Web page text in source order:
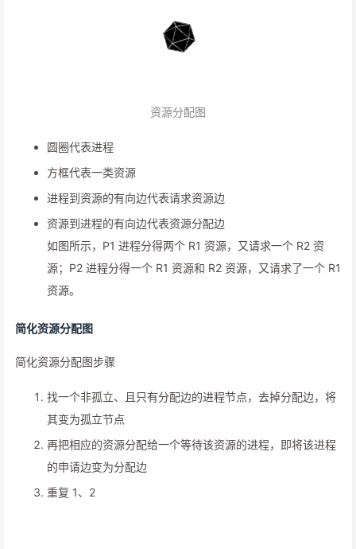
资源分配图
圆圈代表进程
方框代表一类资源
进程到资源的有向边代表请求资源边
资源到进程的有向边代表资源分配边
如图所示，P1 进程分得两个 R1 资源，又请求一个 R2 资
源；P2 进程分得一个 R1 资源和 R2 资源，又请求了一个 R1
资源。
简化资源分配图
简化资源分配图步骤
找一个非孤立、且只有分配边的进程节点，去掉分配边，将
其变为孤立节点
再把相应的资源分配给一个等待该资源的进程，即将该进程
的申请边变为分配边
重复 1、2